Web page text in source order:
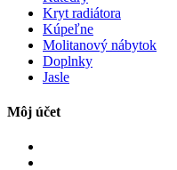
Kryt radiátora
Kúpeľne
Molitanový nábytok
Doplnky
Jasle
Môj účet